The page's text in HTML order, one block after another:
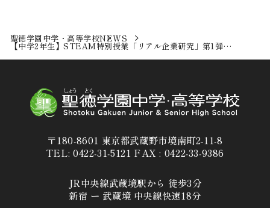
聖徳学園中学・高等学校NEWS
【中学2年生】STEAM特別授業「リアル企業研究」第1弾…
〒180-8601 東京都武蔵野市境南町2-11-8
TEL: 0422-31-5121 FAX : 0422-33-9386
JR中央線武蔵境駅から 徒歩3分
新宿 ー 武蔵境 中央線快速18分